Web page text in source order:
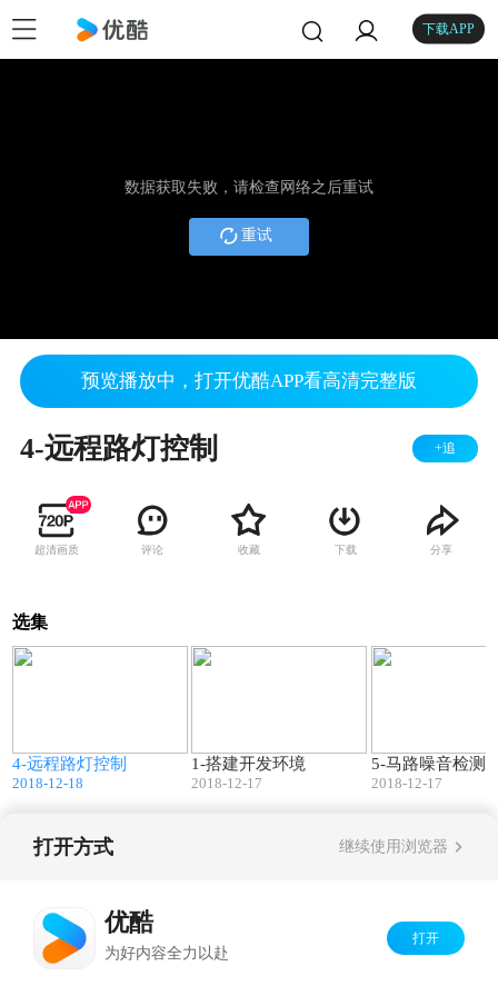
下载APP
数据获取失败，请检查网络之后重试
重试
预览播放中，打开优酷APP看高清完整版
4-远程路灯控制 +追
超清画质 评论 收藏 下载 分享
选集
4-远程路灯控制
2018-12-18
1-搭建开发环境
2018-12-17
5-马路噪音检测
2018-12-17
打开方式 继续使用浏览器
优酷
为好内容全力以赴
打开